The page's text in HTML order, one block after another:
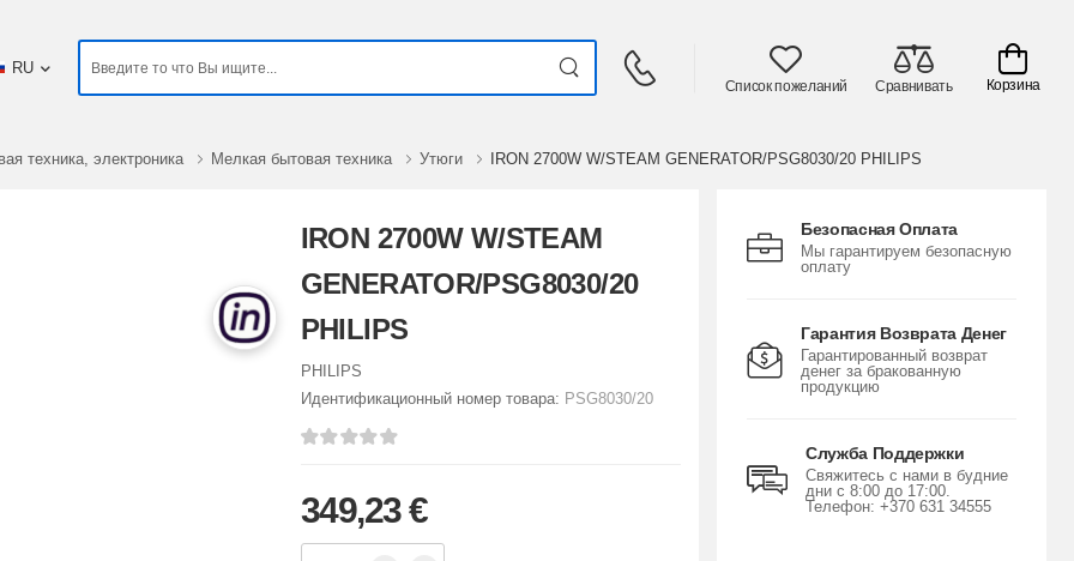
RU
Список пожеланий Сравнивать Корзина
техника, электроника Мелкая бытовая техника Утюги IRON 2700W W/STEAM GENERATOR/PSG8030/20 PHILIPS
IRON 2700W W/STEAM
GENERATOR/PSG8030/20
PHILIPS
PHILIPS
Идентификационный номер товара: PSG8030/20
349,23 €
Безопасная Оплата
Мы гарантируем безопасную
оплату
Гарантия Возврата Денег
Гарантированный возврат
денег за бракованную
продукцию
Служба Поддержки
Свяжитесь с нами в будние
дни с 8:00 до 17:00.
Телефон: +370 631 34555